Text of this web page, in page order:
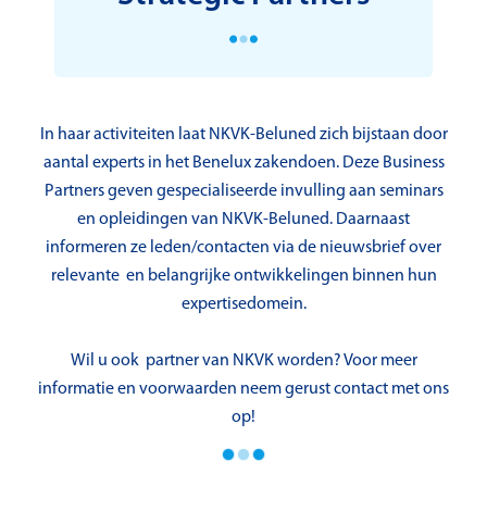
In haar activiteiten laat NKVK-Beluned zich bijstaan door
aantal experts in het Benelux zakendoen. Deze Business
Partners geven gespecialiseerde invulling aan seminars
en opleidingen van NKVK-Beluned. Daarnaast
informeren ze leden/contacten via de nieuwsbrief over
relevante en belangrijke ontwikkelingen binnen hun
expertisedomein.
Wil u ook partner van NKVK worden? Voor meer
informatie en voorwaarden neem gerust contact met ons
op!